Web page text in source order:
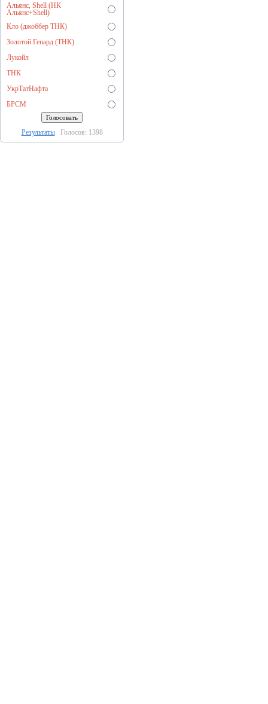
Альянс, Shell (НК
Альянс+Shell)
Кло (джоббер ТНК)
Золотой Гепард (ТНК)
Лукойл
ТНК
УкрТатНафта
БРСМ
РезультатыГолосов: 1398